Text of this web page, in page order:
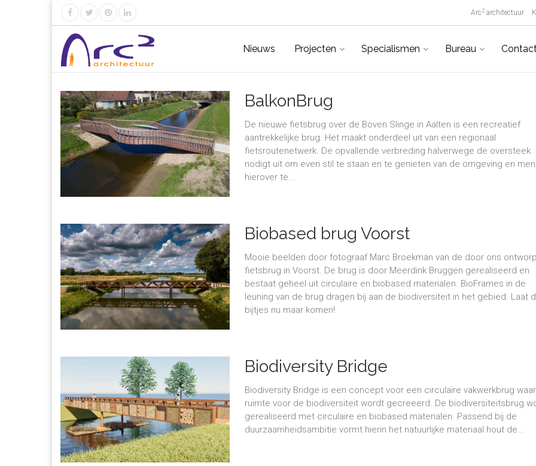
Arc 2 architectuur
Nieuws Projecten Specialismen Bureau
BalkonBrug
De nieuwe fietsbrug over de Boven Slinge in Aalten is een recreatief
aantrekkelijke brug. Het maakt onderdeel uit van een regionaal
fietsroutenetwerk. De opvallende verbreding halverwege de oversteek
nodigt uit om even stil te staan en te genieten van de omgeving en men
hierover te...
Biobased brug Voorst
Mooie beelden door fotograaf Marc Broekman van de door ons
fietsbrug in Voorst. De brug is door Meerdink Bruggen gerealiseerd en
bestaat geheel uit circulaire en biobased materialen. BioFrames in de
leuning van de brug dragen bij aan de biodiversiteit in het gebied. Laat
bijtjes nu maar komen!
Biodiversity Bridge
Biodiversity Bridge is een concept voor een circulaire vakwerkbrug
ruimte voor de biodiversiteit wordt gecreeerd. De biodiversiteitsbrug
gerealiseerd met circulaire en biobased materialen. Passend bij de
duurzaamheidsambitie vormt hierin het natuurlijke materiaal hout de...